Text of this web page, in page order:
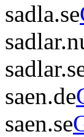
sadla.se
saen.de
saen.se